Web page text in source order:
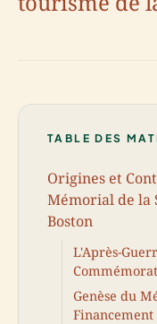
TABLE DES
Origines et
Mémorial de la
Boston
L'Après-
Genèse du
Financement